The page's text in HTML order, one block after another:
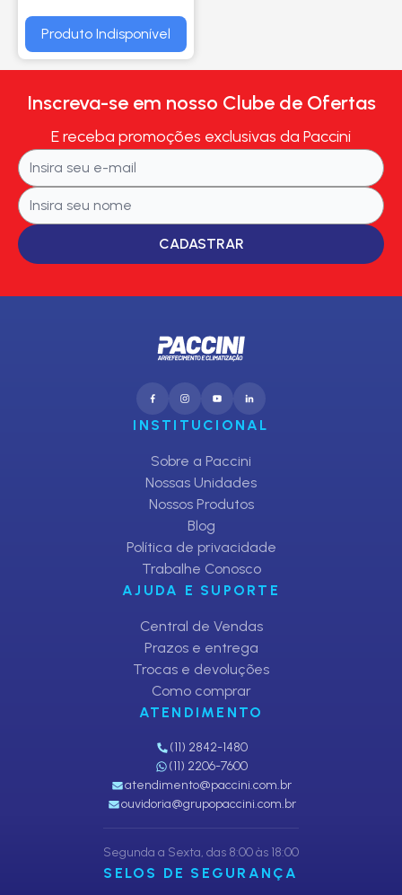
MOTOR CUMMINS 1998 A
2008 - PROCOOLER
Produto Indisponível
Inscreva-se em nosso Clube de Ofertas
E receba promoções exclusivas da Paccini
CADASTRAR
INSTITUCIONAL
Sobre a Paccini
Nossas Unidades
Nossos Produtos
Blog
Política de privacidade
Trabalhe Conosco
AJUDA E SUPORTE
Central de Vendas
Prazos e entrega
Trocas e devoluções
Como comprar
ATENDIMENTO
(11) 2842-1480
(11) 2206-7600
atendimento@paccini.com.br
ouvidoria@grupopaccini.com.br
Segunda a Sexta, das 8:00 às 18:00
SELOS DE SEGURANÇA